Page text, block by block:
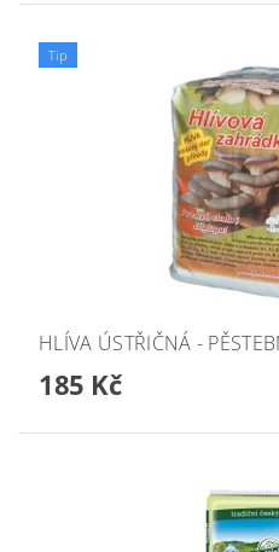
Tip
HLÍVA ÚSTŘIČNÁ -
185 Kč